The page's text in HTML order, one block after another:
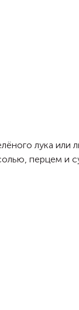
лука или
перцем и